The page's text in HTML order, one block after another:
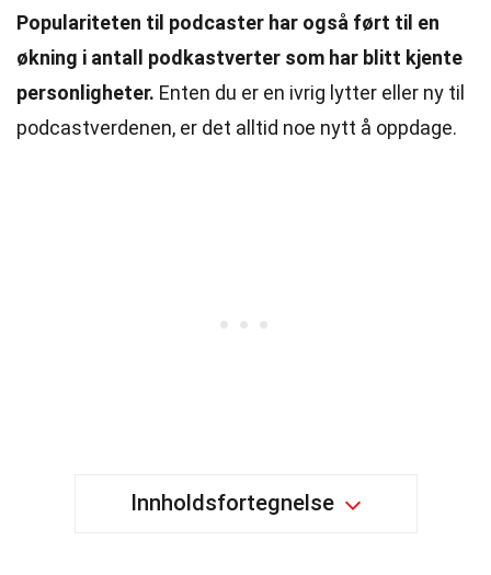
Populariteten til podcaster har også ført til en
økning i antall podkastverter som har blitt kjente
personligheter. Enten du er en ivrig lytter eller ny til
podcastverdenen, er det alltid noe nytt å oppdage.
Innholdsfortegnelse